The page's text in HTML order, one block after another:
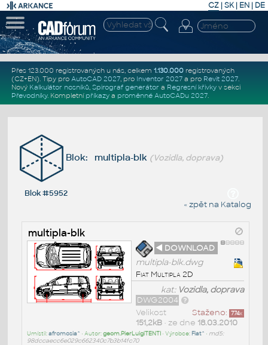
CZ | SK| EN | DE
Přes 123.000 registrovaných u nás, celkem 1.130.000registrovaných
(CZ+EN). Tipy pro AutoCAD 2027, pro Inventor 2027a pro Revit 2027.
Nový Kalkulátor nosníků, Spirograf generátor a Regresní křivkyv sekci
Převodníky. Kompletní příkazya proměnné AutoCADu 2027.
Blok: multipla-blk (Vozidla, doprava)
Blok #5952
« zpět na Katalog
multipla-blk
◄ DOWNLOAD
multipla-blk.dwg
Fiat Multipla 2D
kat: Vozidla, doprava
DWG2004
Staženo: 774x
Velikost
151,2kB• ze dne 18.03.2010
Umístil:afromosia^ • Autor:geom.PierLuigiTENTI• Výrobce: Fiat^ • md5:
98dccaecc6e029c662340c7b3b14fc70